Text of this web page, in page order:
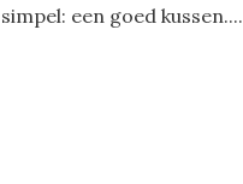
simpel: een goed kussen....